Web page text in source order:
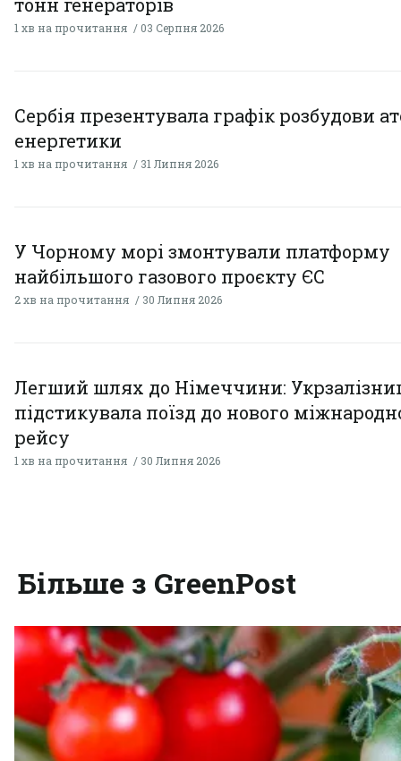
тонн генераторів
1 хв на прочитання 03 Серпня 2026
Сербія презентувала графік розбудови
енергетики
1 хв на прочитання 31 Липня 2026
У Чорному морі змонтували платформу
найбільшого газового проєкту ЄС
2 хв на прочитання 30 Липня 2026
Легший шлях до Німеччини:
підстикувала поїзд до нового
рейсу
1 хв на прочитання 30 Липня 2026
Більше з GreenPost